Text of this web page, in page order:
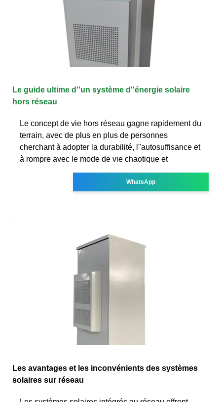
Le guide ultime d''un système d''énergie solaire
hors réseau
Le concept de vie hors réseau gagne rapidement du
terrain, avec de plus en plus de personnes
cherchant à adopter la durabilité, l''autosuffisance et
à rompre avec le mode de vie chaotique et
WhatsApp
Les avantages et les inconvénients des systèmes
solaires sur réseau